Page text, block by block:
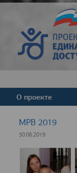
О проекте
МРВ 2019
30.06.2019